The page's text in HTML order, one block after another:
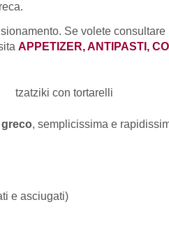
Se volete
APPETIZER, ANTIPASTI,
, semplicissima e
e asciugati)